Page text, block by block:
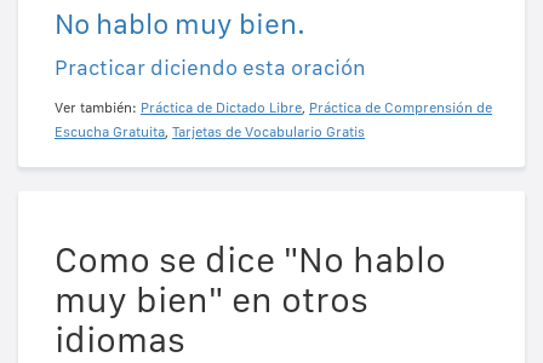
No hablo muy bien.
Practicar diciendo esta oración
Ver también: Práctica de Dictado Libre, Práctica de Comprensión de
Escucha Gratuita, Tarjetas de Vocabulario Gratis
Como se dice "No hablo
muy bien" en otros
idiomas